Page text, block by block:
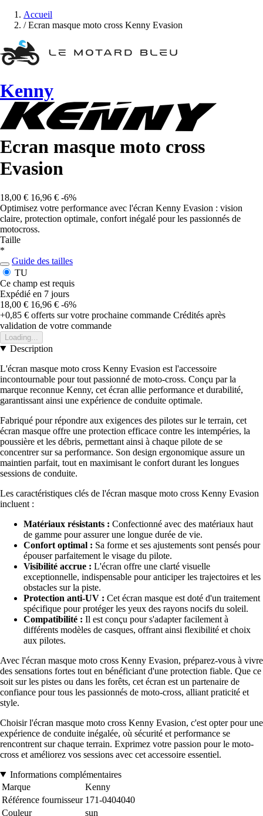
Accueil
/ Ecran masque moto cross Kenny Evasion
Kenny
Ecran masque moto cross
Evasion
18,00 € 16,96 € -6%
Optimisez votre performance avec l'écran Kenny Evasion : vision
claire, protection optimale, confort inégalé pour les passionnés de
motocross.
Taille
*
Guide des tailles
TU
Ce champ est requis
Expédié en 7 jours
18,00 € 16,96 € -6%
+0,85 € offerts sur votre prochaine commande Crédités après
validation de votre commande
Loading...
Description
L'écran masque moto cross Kenny Evasion est l'accessoire
incontournable pour tout passionné de moto-cross. Conçu par la
marque reconnue Kenny, cet écran allie performance et durabilité,
garantissant ainsi une expérience de conduite optimale.
Fabriqué pour répondre aux exigences des pilotes sur le terrain, cet
écran masque offre une protection efficace contre les intempéries, la
poussière et les débris, permettant ainsi à chaque pilote de se
concentrer sur sa performance. Son design ergonomique assure un
maintien parfait, tout en maximisant le confort durant les longues
sessions de conduite.
Les caractéristiques clés de l'écran masque moto cross Kenny Evasion
incluent :
Matériaux résistants : Confectionné avec des matériaux haut
de gamme pour assurer une longue durée de vie.
Confort optimal : Sa forme et ses ajustements sont pensés pour
épouser parfaitement le visage du pilote.
Visibilité accrue : L'écran offre une clarté visuelle
exceptionnelle, indispensable pour anticiper les trajectoires et les
obstacles sur la piste.
Protection anti-UV : Cet écran masque est doté d'un traitement
spécifique pour protéger les yeux des rayons nocifs du soleil.
Compatibilité : Il est conçu pour s'adapter facilement à
différents modèles de casques, offrant ainsi flexibilité et choix
aux pilotes.
Avec l'écran masque moto cross Kenny Evasion, préparez-vous à vivre
des sensations fortes tout en bénéficiant d'une protection fiable. Que ce
soit sur les pistes ou dans les forêts, cet écran est un partenaire de
confiance pour tous les passionnés de moto-cross, alliant praticité et
style.
Choisir l'écran masque moto cross Kenny Evasion, c'est opter pour une
expérience de conduite inégalée, où sécurité et performance se
rencontrent sur chaque terrain. Exprimez votre passion pour le moto-
cross et améliorez vos sessions avec cet accessoire essentiel.
Informations complémentaires
Marque
Kenny
Référence fournisseur 171-0404040
Couleur
sun